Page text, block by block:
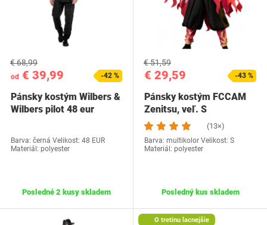
od € 39,99
€ 68,99
-42 %
Pánsky kostým Wilbers &
Wilbers pilot 48 eur
Barva: černá Velikost: 48 EUR
Materiál: polyester
Posledné 2 kusy skladem
€ 29,59
€ 51,59
-43 %
Pánsky kostým FCCAM
Zenitsu, veľ. S
(13×)
Barva: multikolor Velikost: S
Materiál: polyester
Posledný kus skladem
O tretinu lacnejšie